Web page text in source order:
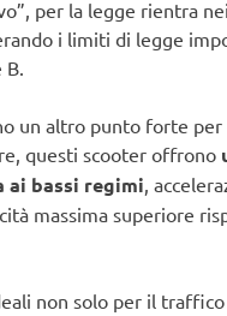
per la legge rientra
i limiti di legge
B.
un altro punto forte per
questi scooter offrono
ai bassi regimi,
massima superiore
non solo per il